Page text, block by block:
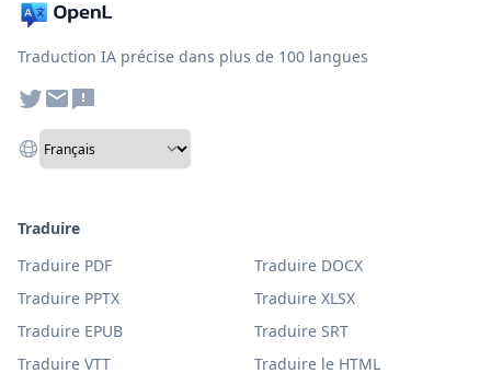
Traduction IA précise dans plus de 100 langues
Traduire
Traduire PDF
Traduire DOCX
Traduire PPTX
Traduire XLSX
Traduire EPUB
Traduire SRT
Traduire VTT
Traduire le HTML